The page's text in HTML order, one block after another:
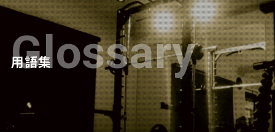
お客様の声
料金
トレーナー
よくある質問
会社概要
用語集